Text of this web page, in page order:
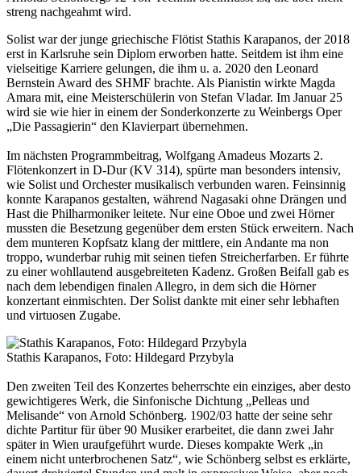
streng nachgeahmt wird.
Solist war der junge griechische Flötist Stathis Karapanos, der 2018
erst in Karlsruhe sein Diplom erworben hatte. Seitdem ist ihm eine
vielseitige Karriere gelungen, die ihm u. a. 2020 den Leonard
Bernstein Award des SHMF brachte. Als Pianistin wirkte Magda
Amara mit, eine Meisterschülerin von Stefan Vladar. Im Januar 25
wird sie wie hier in einem der Sonderkonzerte zu Weinbergs Oper
„Die Passagierin“ den Klavierpart übernehmen.
Im nächsten Programmbeitrag, Wolfgang Amadeus Mozarts 2.
Flötenkonzert in D-Dur (KV 314), spürte man besonders intensiv,
wie Solist und Orchester musikalisch verbunden waren. Feinsinnig
konnte Karapanos gestalten, während Nagasaki ohne Drängen und
Hast die Philharmoniker leitete. Nur eine Oboe und zwei Hörner
mussten die Besetzung gegenüber dem ersten Stück erweitern. Nach
dem munteren Kopfsatz klang der mittlere, ein Andante ma non
troppo, wunderbar ruhig mit seinen tiefen Streicherfarben. Er führte
zu einer wohllautend ausgebreiteten Kadenz. Großen Beifall gab es
nach dem lebendigen finalen Allegro, in dem sich die Hörner
konzertant einmischten. Der Solist dankte mit einer sehr lebhaften
und virtuosen Zugabe.
Stathis Karapanos, Foto: Hildegard Przybyla
Den zweiten Teil des Konzertes beherrschte ein einziges, aber desto
gewichtigeres Werk, die Sinfonische Dichtung „Pelleas und
Melisande“ von Arnold Schönberg. 1902/03 hatte der seine sehr
dichte Partitur für über 90 Musiker erarbeitet, die dann zwei Jahr
später in Wien uraufgeführt wurde. Dieses kompakte Werk „in
einem nicht unterbrochenen Satz“, wie Schönberg selbst es erklärte,